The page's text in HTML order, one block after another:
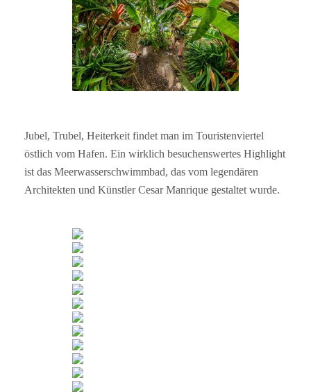
Jubel, Trubel, Heiterkeit findet man im Touristenviertel
östlich vom Hafen. Ein wirklich besuchenswertes Highlight
ist das Meerwasserschwimmbad, das vom legendären
Architekten und Künstler Cesar Manrique gestaltet wurde.